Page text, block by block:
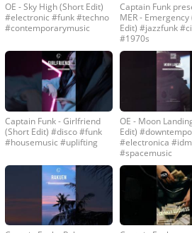
OE - Sky High (Short Edit)
#electronic #funk #techno
#contemporarymusic
Captain Funk
MER -
Edit) #jazzfunk
#1970s
Captain Funk - Girlfriend
(Short Edit) #disco #funk
#housemusic #uplifting
OE - Moon
Edit) #downtempo
#electronica #idm
#spacemusic